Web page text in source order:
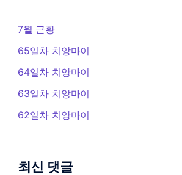
7월 근황
65일차 치앙마이
64일차 치앙마이
63일차 치앙마이
62일차 치앙마이
최신 댓글